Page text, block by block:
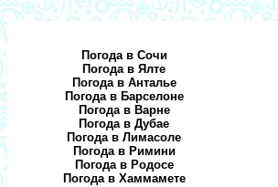
Погода в Сочи
Погода в Ялте
Погода в Анталье
Погода в Барселоне
Погода в Варне
Погода в Дубае
Погода в Лимасоле
Погода в Римини
Погода в Родосе
Погода в Хаммамете